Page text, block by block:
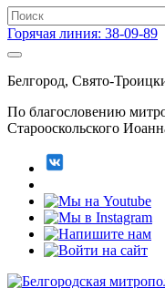
Горячая линия: 38-09-89
Белгород, Свято-
По благословению
Старооскольского